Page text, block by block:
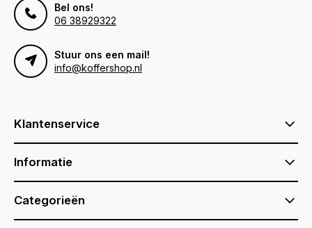
Bel ons!
06 38929322
Stuur ons een mail!
info@koffershop.nl
Klantenservice
Informatie
Categorieën